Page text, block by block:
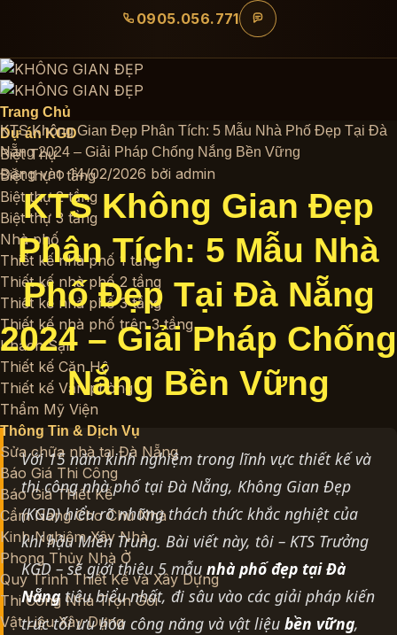
dung
0905.056.771
Trang Chủ
Dự án KGD
Biệt Thự
Biệt thự 1 tầng
Biệt thự 2 tầng
Biệt thự 3 tầng
Nhà phố
Thiết kế nhà phố 1 tầng
Thiết kế nhà phố 2 tầng
Thiết kế nhà phố 3 tầng
Thiết kế nhà phố trên 3 tầng
Khách Sạn
Thiết kế Căn Hộ
Thiết kế Văn phòng
Thẩm Mỹ Viện
Thông Tin & Dịch Vụ
Sửa chữa nhà tại Đà Nẵng
Báo Giá Thi Công
Báo Giá Thiết Kế
Cẩm Nang Cho Chủ Nhà
Kinh Nghiệm Xây Nhà
Phong Thủy Nhà Ở
Quy Trình Thiết Kế và Xây Dựng
Thi Công Nhà Trọn Gói
Vật Liệu Xây Dựng
KTS Không Gian Đẹp Phân Tích: 5 Mẫu Nhà Phố Đẹp Tại Đà
Nẵng 2024 – Giải Pháp Chống Nắng Bền Vững
Đăng vào14/02/2026 bởi admin
KTS Không Gian Đẹp
Phân Tích: 5 Mẫu Nhà
Phố Đẹp Tại Đà Nẵng
2024 – Giải Pháp Chống
Nắng Bền Vững
Với 15 năm kinh nghiệm trong lĩnh vực thiết kế và
thi công nhà phố tại Đà Nẵng, Không Gian Đẹp
(KGD) hiểu rõ những thách thức khắc nghiệt của
khí hậu Miền Trung. Bài viết này, tôi – KTS Trưởng
KGD – sẽ giới thiệu 5 mẫu nhà phố đẹp tại Đà
Nẵng tiêu biểu nhất, đi sâu vào các giải pháp kiến
trúc tối ưu hóa công năng và vật liệu bền vững,